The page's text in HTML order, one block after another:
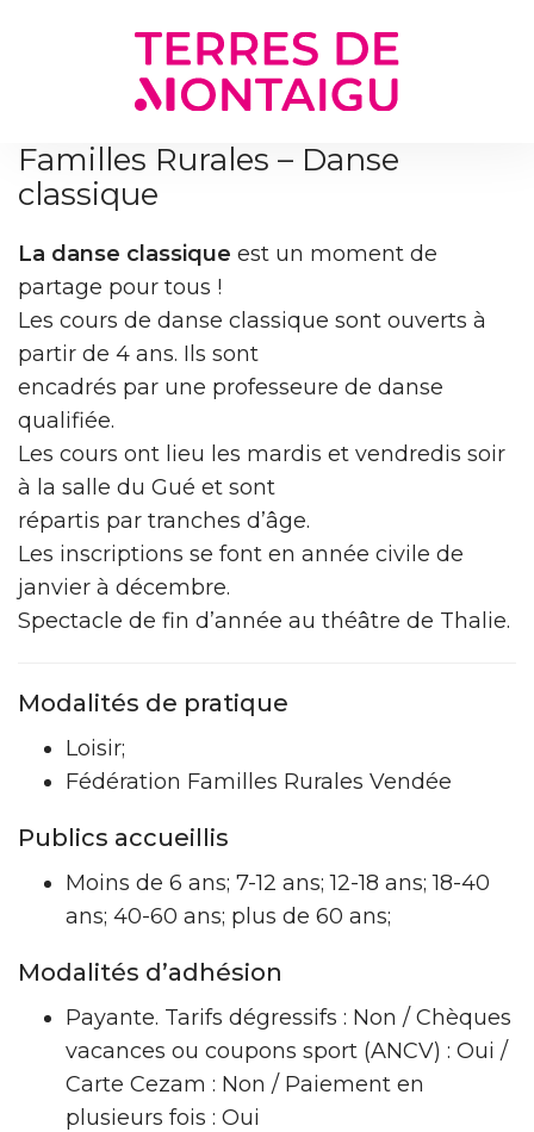
Familles Rurales – Danse
classique
La danse classique est un moment de
partage pour tous !
Les cours de danse classique sont ouverts à
partir de 4 ans. Ils sont
encadrés par une professeure de danse
qualifiée.
Les cours ont lieu les mardis et vendredis soir
à la salle du Gué et sont
répartis par tranches d’âge.
Les inscriptions se font en année civile de
janvier à décembre.
Spectacle de fin d’année au théâtre de Thalie.
Modalités de pratique
Loisir;
Fédération Familles Rurales Vendée
Publics accueillis
Moins de 6 ans; 7-12 ans; 12-18 ans; 18-40
ans; 40-60 ans; plus de 60 ans;
Modalités d’adhésion
Payante. Tarifs dégressifs : Non / Chèques
vacances ou coupons sport (ANCV) : Oui /
Carte Cezam : Non / Paiement en
plusieurs fois : Oui